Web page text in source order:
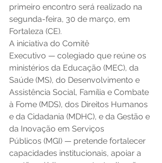
primeiro encontro será realizado na
segunda-feira, 30 de março, em
Fortaleza (CE).
A iniciativa do Comitê
Executivo — colegiado que reúne os
ministérios da Educação (MEC), da
Saúde (MS), do Desenvolvimento e
Assistência Social, Família e Combate
à Fome (MDS), dos Direitos Humanos
e da Cidadania (MDHC), e da Gestão e
da Inovação em Serviços
Públicos (MGI) — pretende fortalecer
capacidades institucionais, apoiar a